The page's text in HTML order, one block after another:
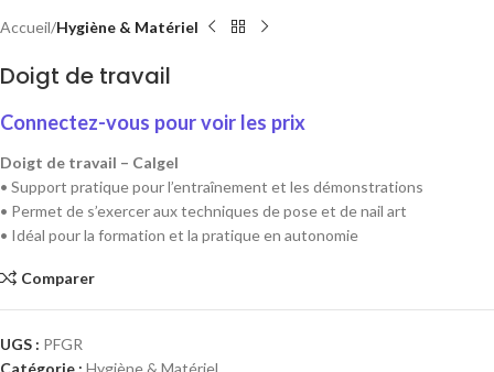
Accueil Hygiène & Matériel
Doigt de travail
Connectez-vous pour voir les prix
Doigt de travail – Calgel
• Support pratique pour l’entraînement et les démonstrations
• Permet de s’exercer aux techniques de pose et de nail art
• Idéal pour la formation et la pratique en autonomie
Comparer
UGS : PFGR
Catégorie : Hygiène & Matériel